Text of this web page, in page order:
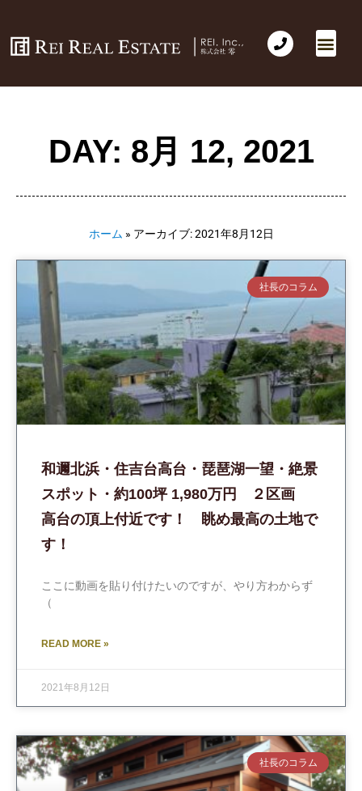
DAY: 8月 12, 2021
ホーム » アーカイブ: 2021年8月12日
社長のコラム
和邇北浜・住吉台高台・琵琶湖一望・絶景
スポット・約100坪 1,980万円 ２区画
高台の頂上付近です！ 眺め最高の土地で
す！
ここに動画を貼り付けたいのですが、やり方わからず
（
READ MORE »
2021年8月12日
社長のコラム